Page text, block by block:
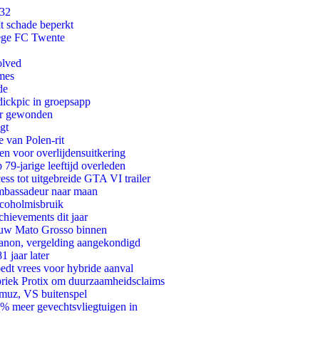
schade beperkt
FC Twente
in groepsapp
gewonden
van Polen-rit
voor overlijdensuitkering
79-jarige leeftijd overleden
tot uitgebreide GTA VI trailer
naar maan
dit jaar
Mato Grosso binnen
vergelding aangekondigd
jaar later
vrees voor hybride aanval
Protix om duurzaamheidsclaims
VS buitenspel
meer gevechtsvliegtuigen in